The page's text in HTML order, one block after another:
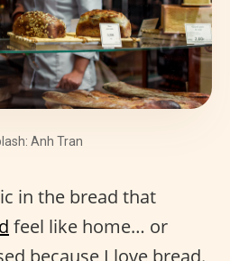
Anh Tran
in the bread that
feel like home… or
because I love bread.